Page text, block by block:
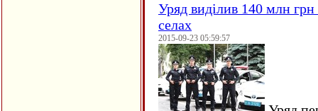
Уряд виділив 140 млн
селах
2015-09-23 05:59:57